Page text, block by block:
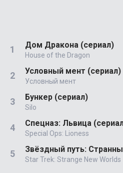
Дом Дракона (сериал)
House of the Dragon
Условный мент (сериал)
Условный мент
Бункер (сериал)
Silo
Спецназ: Львица
Special Ops: Lioness
Звёздный путь:
Star Trek: Strange New Worlds